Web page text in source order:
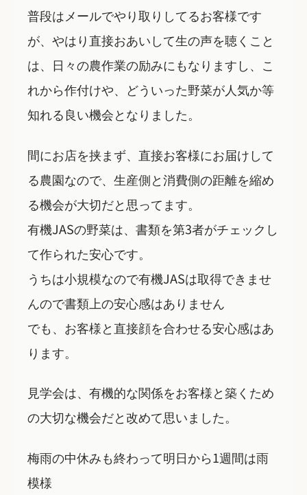
普段はメールでやり取りしてるお客様です
が、やはり直接おあいして生の声を聴くこと
は、日々の農作業の励みにもなりますし、こ
れから作付けや、どういった野菜が人気か等
知れる良い機会となりました。
間にお店を挟まず、直接お客様にお届けして
る農園なので、生産側と消費側の距離を縮め
る機会が大切だと思ってます。
有機JASの野菜は、書類を第3者がチェックし
て作られた安心です。
うちは小規模なので有機JASは取得できませ
んので書類上の安心感はありません
でも、お客様と直接顔を合わせる安心感はあ
ります。
見学会は、有機的な関係をお客様と築くため
の大切な機会だと改めて思いました。
梅雨の中休みも終わって明日から1週間は雨
模様